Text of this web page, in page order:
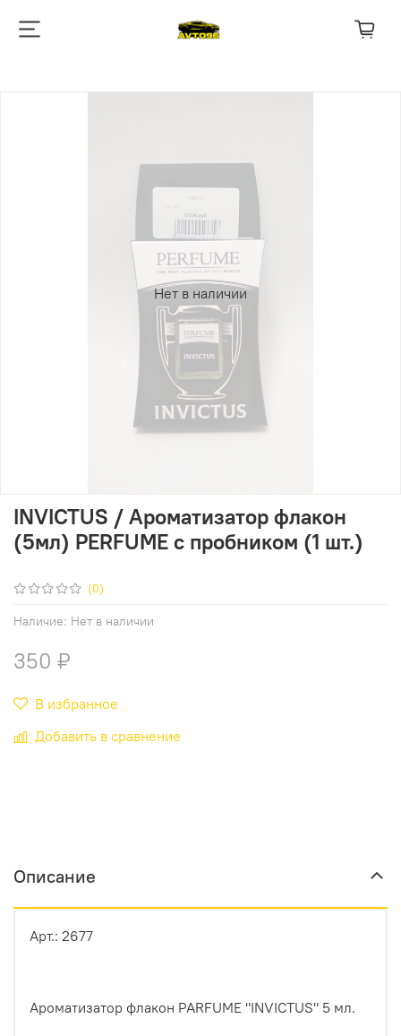
Нет в наличии
(0)
Наличие: Нет в наличии
INVICTUS / Ароматизатор флакон
(5мл) PERFUME c пробником (1 шт.)
350 ₽
В избранное
Добавить в сравнение
Описание
Арт.: 2677
Ароматизатор флакон PARFUME "INVICTUS" 5 мл.